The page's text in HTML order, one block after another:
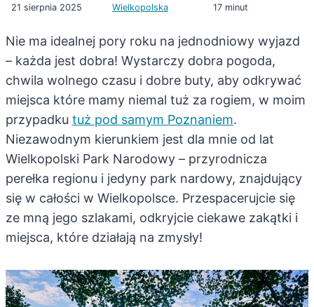
21 sierpnia 2025
Wielkopolska
17 minut
Nie ma idealnej pory roku na jednodniowy wyjazd
– każda jest dobra! Wystarczy dobra pogoda,
chwila wolnego czasu i dobre buty, aby odkrywać
miejsca które mamy niemal tuż za rogiem, w moim
przypadku tuż pod samym Poznaniem.
Niezawodnym kierunkiem jest dla mnie od lat
Wielkopolski Park Narodowy – przyrodnicza
perełka regionu i jedyny park nardowy, znajdujący
się w całości w Wielkopolsce. Przespacerujcie się
ze mną jego szlakami, odkryjcie ciekawe zakątki i
miejsca, które działają na zmysły!